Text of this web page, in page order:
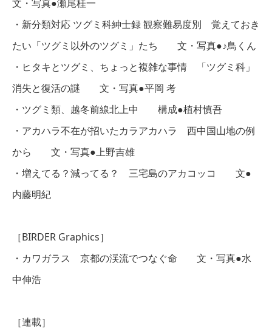
文・写真●瀬尾桂一
・新分類対応 ツグミ科紳士録 観察難易度別 覚えておき
たい「ツグミ以外のツグミ」たち 文・写真●♪鳥くん
・ヒタキとツグミ、ちょっと複雑な事情 「ツグミ科」
消失と復活の謎 文・写真●平岡 考
・ツグミ類、越冬前線北上中 構成●植村慎吾
・アカハラ不在が招いたカラアカハラ 西中国山地の例
から 文・写真●上野吉雄
・増えてる？減ってる？ 三宅島のアカコッコ 文●
内藤明紀
［BIRDER Graphics］
・カワガラス 京都の渓流でつなぐ命 文・写真●水
中伸浩
［連載］